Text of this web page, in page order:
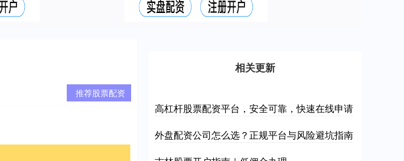
推荐股票配资
相关更新
高杠杆股票配资平台，安全可靠，快速在线申请
外盘配资公司怎么选？正规平台与风险避坑指南